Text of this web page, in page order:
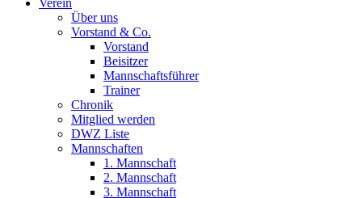
Verein
Über uns
Vorstand & Co.
Vorstand
Beisitzer
Mannschaftsführer
Trainer
Chronik
Mitglied werden
DWZ Liste
Mannschaften
1. Mannschaft
2. Mannschaft
3. Mannschaft